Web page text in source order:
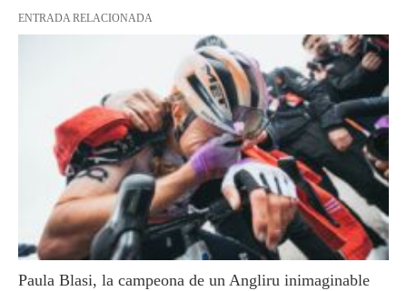
ENTRADA RELACIONADA
Paula Blasi, la campeona de un Angliru inimaginable